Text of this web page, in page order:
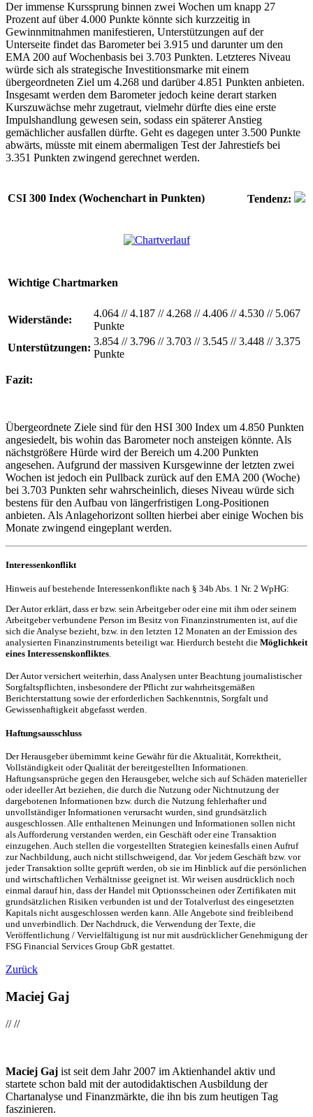
Der immense Kurssprung binnen zwei Wochen um knapp 27
Prozent auf über 4.000 Punkte könnte sich kurzzeitig in
Gewinnmitnahmen manifestieren, Unterstützungen auf der
Unterseite findet das Barometer bei 3.915 und darunter um den
EMA 200 auf Wochenbasis bei 3.703 Punkten. Letzteres Niveau
würde sich als strategische Investitionsmarke mit einem
übergeordneten Ziel um 4.268 und darüber 4.851 Punkten anbieten.
Insgesamt werden dem Barometer jedoch keine derart starken
Kurszuwächse mehr zugetraut, vielmehr dürfte dies eine erste
Impulshandlung gewesen sein, sodass ein späterer Anstieg
gemächlicher ausfallen dürfte. Geht es dagegen unter 3.500 Punkte
abwärts, müsste mit einem abermaligen Test der Jahrestiefs bei
3.351 Punkten zwingend gerechnet werden.
CSI 300 Index (Wochenchart in Punkten) Tendenz:
Wichtige Chartmarken
Widerstände:
4.064 //4.187 //4.268 //4.406 //4.530 //5.067
Punkte
Unterstützungen:
3.854 //3.796 //3.703 //3.545 //3.448 //3.375
Punkte
Fazit:
Übergeordnete Ziele sind für den HSI 300 Index um 4.850 Punkten
angesiedelt, bis wohin das Barometer noch ansteigen könnte. Als
nächstgrößere Hürde wird der Bereich um 4.200 Punkten
angesehen. Aufgrund der massiven Kursgewinne der letzten zwei
Wochen ist jedoch ein Pullback zurück auf den EMA 200 (Woche)
bei 3.703 Punkten sehr wahrscheinlich, dieses Niveau würde sich
bestens für den Aufbau von längerfristigen Long-Positionen
anbieten. Als Anlagehorizont sollten hierbei aber einige Wochen bis
Monate zwingend eingeplant werden.
Interessenkonflikt
Hinweis auf bestehende Interessenkonflikte nach § 34b Abs. 1 Nr. 2 WpHG:
Der Autor erklärt, dass er bzw. sein Arbeitgeber oder eine mit ihm oder seinem
Arbeitgeber verbundene Person im Besitz von Finanzinstrumenten ist, auf die
sich die Analyse bezieht, bzw. in den letzten 12 Monaten an der Emission des
analysierten Finanzinstruments beteiligt war. Hierdurch besteht die Möglichkeit
eines Interessenskonfliktes
Der Autor versichert weiterhin, dass Analysen unter Beachtung journalistischer
Sorgfaltspflichten, insbesondere der Pflicht zur wahrheitsgemäßen
Berichterstattung sowie der erforderlichen Sachkenntnis, Sorgfalt und
Gewissenhaftigkeit abgefasst werden.
Haftungsausschluss
Der Herausgeber übernimmt keine Gewähr für die Aktualität, Korrektheit,
Vollständigkeit oder Qualität der bereitgestellten Informationen.
Haftungsansprüche gegen den Herausgeber, welche sich auf Schäden materieller
oder ideeller Art beziehen, die durch die Nutzung oder Nichtnutzung der
dargebotenen Informationen bzw. durch die Nutzung fehlerhafter und
unvollständiger Informationen verursacht wurden, sind grundsätzlich
ausgeschlossen. Alle enthaltenen Meinungen und Informationen sollen nicht
als Aufforderung verstanden werden, ein Geschäft oder eine Transaktion
einzugehen. Auch stellen die vorgestellten Strategien keinesfalls einen Aufruf
zur Nachbildung, auch nicht stillschweigend, dar. Vor jedem Geschäft bzw. vor
jeder Transaktion sollte geprüft werden, ob sie im Hinblick auf die persönlichen
und wirtschaftlichen Verhältnisse geeignet ist. Wir weisen ausdrücklich noch
einmal darauf hin, dass der Handel mit Optionsscheinen oder Zertifikaten mit
grundsätzlichen Risiken verbunden ist und der Totalverlust des eingesetzten
Kapitals nicht ausgeschlossen werden kann. Alle Angebote sind freibleibend
und unverbindlich. Der Nachdruck, die Verwendung der Texte, die
Veröffentlichung / Vervielfältigung ist nur mit ausdrücklicher Genehmigung der
FSG Financial Services Group GbR gestattet.
Zurück
Maciej Gaj
////
Maciej Gaj ist seit dem Jahr 2007 im Aktienhandel aktiv und
startete schon bald mit der autodidaktischen Ausbildung der
Chartanalyse und Finanzmärkte, die ihn bis zum heutigen Tag
faszinieren.